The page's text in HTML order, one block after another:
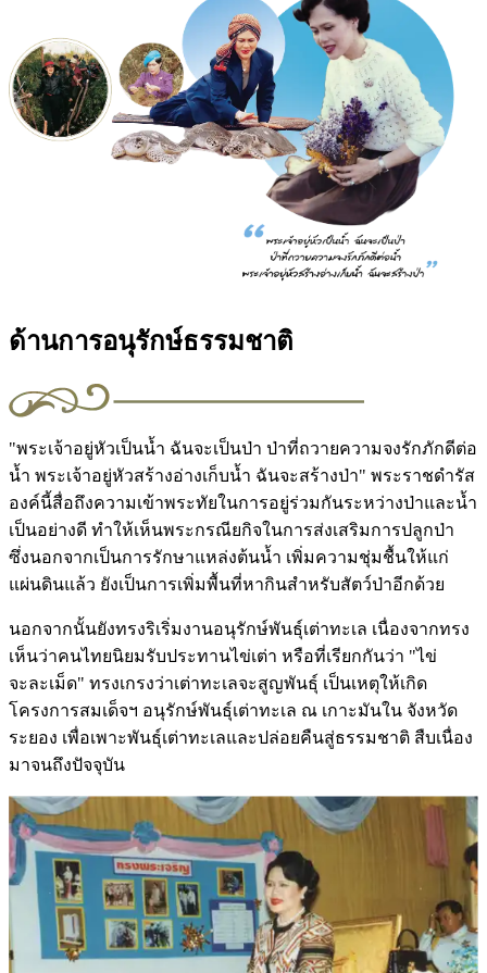
ด้านการอนุรักษ์ธรรมชาติ
"พระเจ้าอยู่หัวเป็นน้ำ ฉันจะเป็นป่า ป่าที่ถวายความจงรักภักดีต่อ
น้ำ พระเจ้าอยู่หัวสร้างอ่างเก็บน้ำ ฉันจะสร้างป่า" พระราชดำรัส
องค์นี้สื่อถึงความเข้าพระทัยในการอยู่ร่วมกันระหว่างป่าและน้ำ
เป็นอย่างดี ทำให้เห็นพระกรณียกิจในการส่งเสริมการปลูกป่า
ซึ่งนอกจากเป็นการรักษาแหล่งต้นน้ำ เพิ่มความชุ่มชื้นให้แก่
แผ่นดินแล้ว ยังเป็นการเพิ่มพื้นที่หากินสำหรับสัตว์ป่าอีกด้วย
นอกจากนั้นยังทรงริเริ่มงานอนุรักษ์พันธุ์เต่าทะเล เนื่องจากทรง
เห็นว่าคนไทยนิยมรับประทานไข่เต่า หรือที่เรียกกันว่า "ไข่
จะละเม็ด" ทรงเกรงว่าเต่าทะเลจะสูญพันธุ์ เป็นเหตุให้เกิด
โครงการสมเด็จฯ อนุรักษ์พันธุ์เต่าทะเล ณ เกาะมันใน จังหวัด
ระยอง เพื่อเพาะพันธุ์เต่าทะเลและปล่อยคืนสู่ธรรมชาติ สืบเนื่อง
มาจนถึงปัจจุบัน